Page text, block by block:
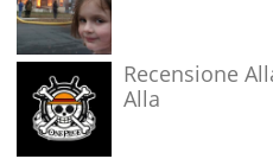
Recensione
Alla